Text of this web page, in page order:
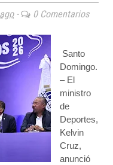
- 0 Comentarios
Santo
Domingo.
– El
ministro
de
Deportes,
Kelvin
Cruz,
anunció